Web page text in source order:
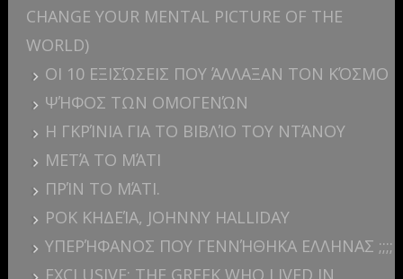
CHANGE YOUR MENTAL PICTURE OF THE
WORLD)
ΟΙ 10 ΕΞΙΣΏΣΕΙΣ ΠΟΥ ΆΛΛΑΞΑΝ ΤΟΝ ΚΌΣΜΟ
ΨΉΦΟΣ ΤΩΝ ΟΜΟΓΕΝΏΝ
Η ΓΚΡΊΝΙΑ ΓΙΑ ΤΟ ΒΙΒΛΊΟ ΤΟΥ ΝΤΆΝΟΥ
ΜΕΤΆ ΤΟ ΜΆΤΙ
ΠΡΊΝ ΤΟ ΜΆΤΙ.
ΡΟΚ ΚΗΔΕΊΑ, JOHNNY HALLIDAY
ΥΠΕΡΉΦΑΝΟΣ ΠΟΥ ΓΕΝΝΉΘΗΚΑ ΕΛΛΗΝΑΣ ;;;;